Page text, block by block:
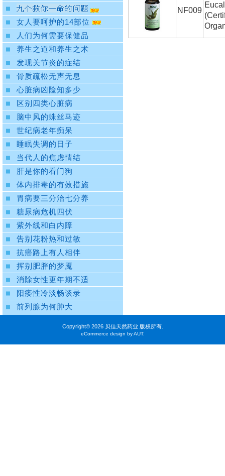
NF009
女人要呵护的14部位
人们为何需要保健品
养生之道和养生之术
发现关节炎的症结
骨质疏松无声无息
心脏病凶险知多少
区别四类心脏病
脑中风的蛛丝马迹
世纪病老年痴呆
睡眠失调的日子
当代人的焦虑情结
肝是你的看门狗
体内排毒的有效措施
胃病要三分治七分养
糖尿病危机四伏
紫外线和白内障
告别花粉热和过敏
抗癌路上有人相伴
挥别肥胖的梦魇
消除女性更年期不适
阳痿性冷淡畅谈录
前列腺为何肿大
Copyright© 2026 贝佳天然药业 版权所有.
eCommerce design by AUT.